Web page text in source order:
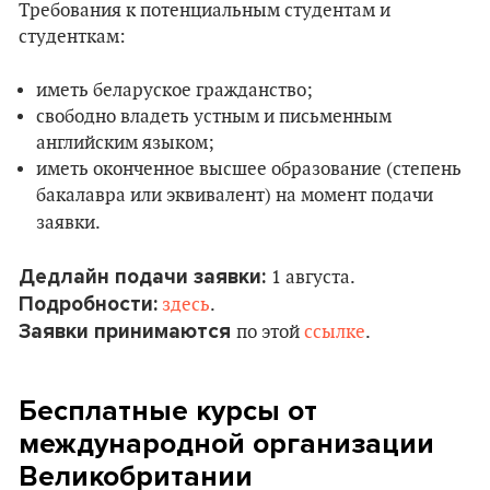
Требования к потенциальным студентам и
студенткам:
иметь беларуское гражданство;
свободно владеть устным и письменным
английским языком;
иметь оконченное высшее образование (степень
бакалавра или эквивалент) на момент подачи
заявки.
Дедлайн подачи заявки: 1 августа.
Подробности: здесь.
Заявки принимаются по этой ссылке.
Бесплатные курсы от
международной организации
Великобритании